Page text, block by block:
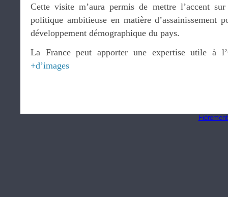
Cette visite m’aura permis de mettre l’accent sur
politique ambitieuse en matière d’assainissement
développement démographique du pays.
La France peut apporter une expertise utile à
+d’images